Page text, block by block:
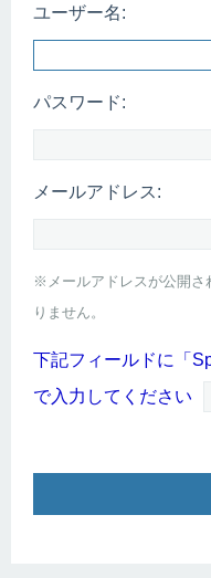
ユーザー名:
パスワード:
メールアドレス:
※メールアドレスが公開さ
りません。
下記フィールドに「
で入力してください